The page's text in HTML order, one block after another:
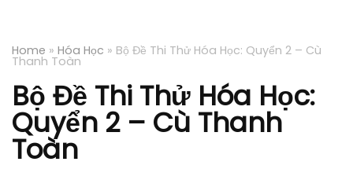
Home » Hóa Học » Bộ Đề Thi Thử Hóa Học: Quyển 2 – Cù
Thanh Toàn
Bộ Đề Thi Thử Hóa Học:
Quyển 2 – Cù Thanh
Toàn